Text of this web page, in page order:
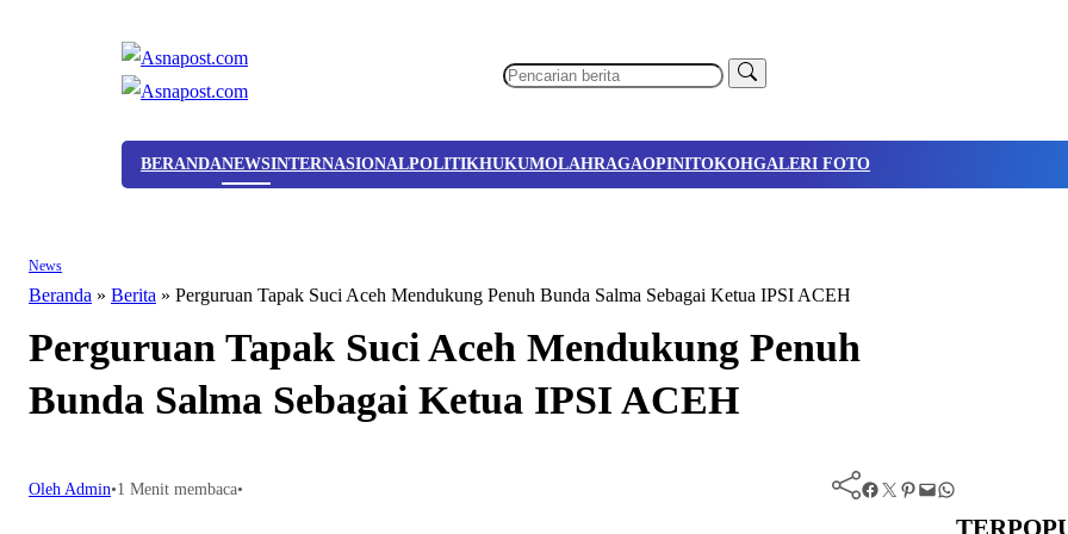
BERANDANEWSINTERNASIONALPOLITIKHUKUMOLAHRAGAOPINITOKOHGALERI FOTO
News
Beranda » Berita » Perguruan Tapak Suci Aceh Mendukung Penuh Bunda Salma Sebagai Ketua IPSI ACEH
Perguruan Tapak Suci Aceh Mendukung Penuh
Bunda Salma Sebagai Ketua IPSI ACEH
Oleh Admin•1 Menit membaca• Facebook Twitter Pinterest Mail WhatsApp